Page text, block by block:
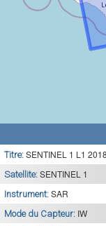
Titre: SENTINEL 1 L1
Satellite: SENTINEL 1
Instrument: SAR
Mode du Capteur: IW